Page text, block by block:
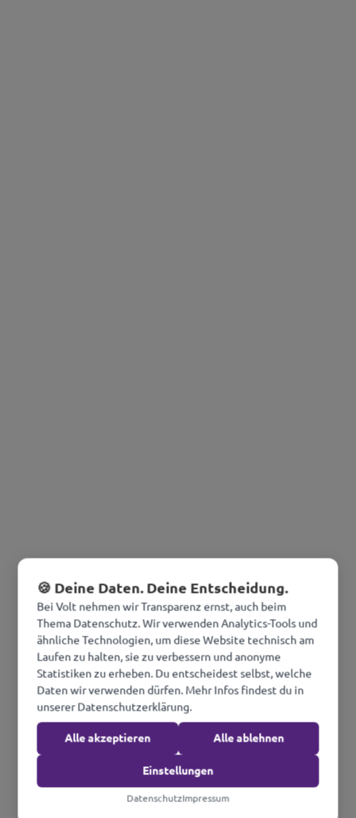
🍪 Deine Daten. Deine Entscheidung.
Bei Volt nehmen wir Transparenz ernst, auch beim
Thema Datenschutz. Wir verwenden Analytics-Tools und
ähnliche Technologien, um diese Website technisch am
Laufen zu halten, sie zu verbessern und anonyme
Statistiken zu erheben. Du entscheidest selbst, welche
Daten wir verwenden dürfen. Mehr Infos findest du in
unserer Datenschutzerklärung.
Alle akzeptieren Alle ablehnen
Einstellungen
DatenschutzImpressum